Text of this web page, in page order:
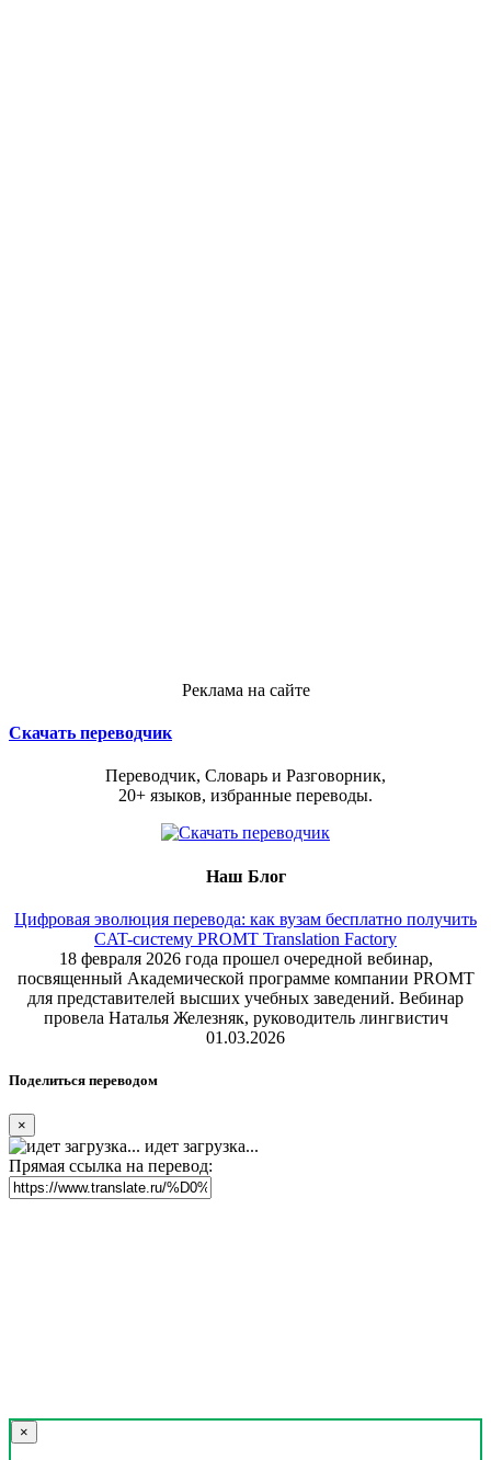
Реклама на сайте
Скачать переводчик
Переводчик, Словарь и Разговорник,
20+ языков, избранные переводы.
Наш Блог
Цифровая эволюция перевода: как вузам бесплатно получить
CAT-систему PROMT Translation Factory
18 февраля 2026 года прошел очередной вебинар,
посвященный Академической программе компании PROMT
для представителей высших учебных заведений. Вебинар
провела Наталья Железняк, руководитель лингвистич
01.03.2026
Поделиться переводом
×
идет загрузка...
Прямая ссылка на перевод:
×